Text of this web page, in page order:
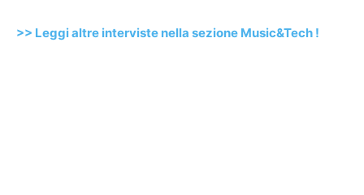
>> Leggi altre interviste nella sezione Music&Tech !